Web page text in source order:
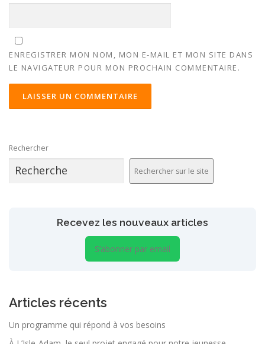
ENREGISTRER MON NOM, MON E-MAIL ET MON SITE DANS
LE NAVIGATEUR POUR MON PROCHAIN COMMENTAIRE.
Rechercher
Rechercher sur le site
Recevez les nouveaux articles
S’abonner par email
Articles récents
Un programme qui répond à vos besoins